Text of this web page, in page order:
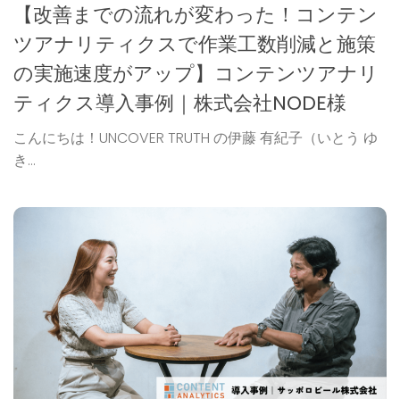
【改善までの流れが変わった！コンテン
ツアナリティクスで作業工数削減と施策
の実施速度がアップ】コンテンツアナリ
ティクス導入事例｜株式会社NODE様
こんにちは！UNCOVER TRUTH の伊藤 有紀子（いとう ゆ
き...